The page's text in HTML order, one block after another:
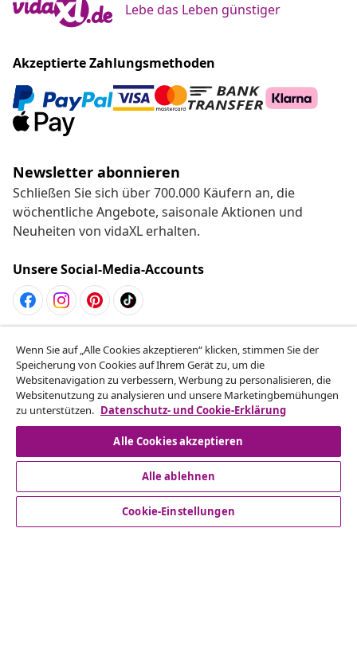
Lebe das Leben günstiger
Akzeptierte Zahlungsmethoden
Newsletter abonnieren
Schließen Sie sich über 700.000 Käufern an, die
wöchentliche Angebote, saisonale Aktionen und
Neuheiten von vidaXL erhalten.
Unsere Social-Media-Accounts
Vom Vertrag zurücktreten
Reiche einen Widerrufsantrag für deine Bestellung
ein.
Vom Vertrag zurücktreten
Kundenservice
Wenn Sie auf „Alle Cookies akzeptieren“ klicken, stimmen Sie der
Speicherung von Cookies auf Ihrem Gerät zu, um die
Websitenavigation zu verbessern, Werbung zu personalisieren, die
Websitenutzung zu analysieren und unsere Marketingbemühungen
zu unterstützen. Datenschutz- und Cookie-Erklärung
Alle Cookies akzeptieren
Alle ablehnen
Cookie-Einstellungen